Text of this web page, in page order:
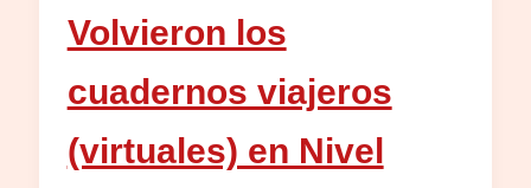
Volvieron los
cuadernos viajeros
(virtuales) en Nivel